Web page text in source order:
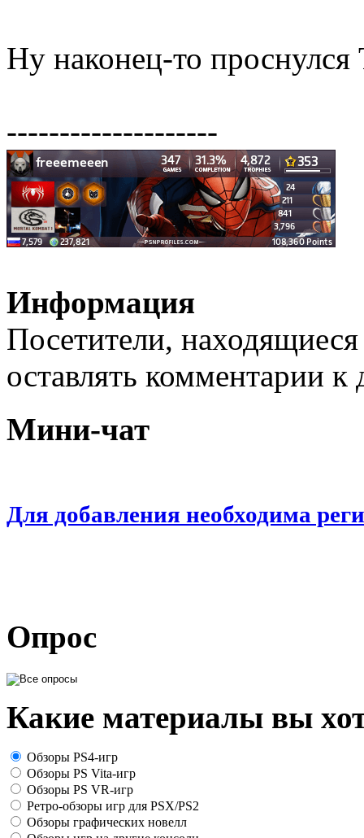
Ну наконец-то проснулся
--------------------
Информация
Посетители,
оставлять комментарии
Мини-чат
Для добавления необходима
Опрос
Какие материалы вы
Обзоры PS4-игр
Обзоры PS Vita-игр
Обзоры PS VR-игр
Ретро-обзоры игр для PSX/PS2
Обзоры графических новелл